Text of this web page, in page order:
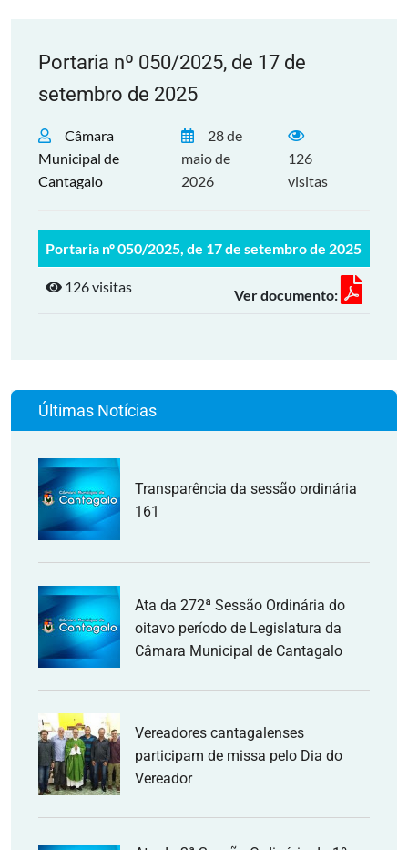
Portaria nº 050/2025, de 17 de
setembro de 2025
Câmara
Municipal de
Cantagalo
28 de
maio de
2026
126
visitas
Portaria nº 050/2025, de 17 de setembro de 2025
126 visitas Ver documento:
Últimas Notícias
Transparência da sessão ordinária
161
Ata da 272ª Sessão Ordinária do
oitavo período de Legislatura da
Câmara Municipal de Cantagalo
Vereadores cantagalenses
participam de missa pelo Dia do
Vereador